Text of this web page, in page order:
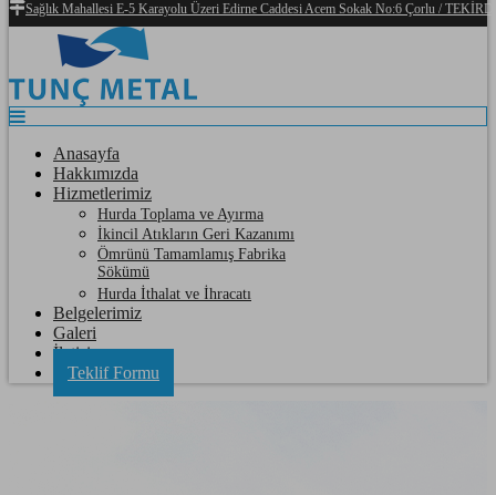
Sağlık Mahallesi E-5 Karayolu Üzeri Edirne Caddesi Acem Sokak No:6 Çorlu /
Anasayfa
Hakkımızda
Hizmetlerimiz
Hurda Toplama ve Ayırma
İkincil Atıkların Geri Kazanımı
Ömrünü Tamamlamış Fabrika
Sökümü
Hurda İthalat ve İhracatı
Belgelerimiz
Galeri
İletişim
Teklif Formu